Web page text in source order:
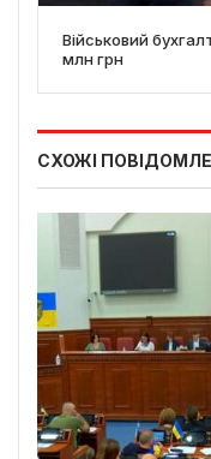
Військовий
млн грн
СХОЖІ